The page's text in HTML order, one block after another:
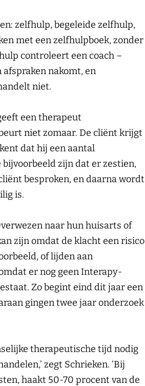
zelfhulp, begeleide zelfhulp,
met een zelfhulpboek, zonder
controleert een coach –
nakomt, en
niet.
een therapeut
niet zomaar. De cliënt krijgt
dat hij een aantal
zijn dat er zestien,
besproken, en daarna wordt
is.
naar hun huisarts of
zijn omdat de klacht een risico
of lijden aan
er nog geen Interapy-
Zo begint eind dit jaar een
gingen twee jaar onderzoek
therapeutische tijd nodig
zegt Schrieken. ‘Bij
haakt 50-70 procent van de